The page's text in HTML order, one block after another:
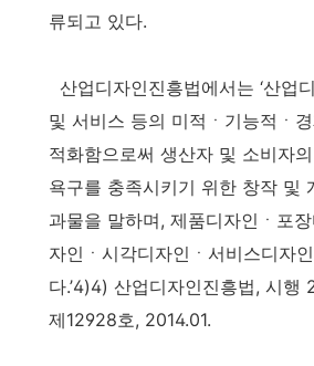
류되고 있다.
산업디자인진흥법에서는 ‘산업
및 서비스 등의 미적ㆍ기능적ㆍ
적화함으로써 생산자 및 소비자
욕구를 충족시키기 위한 창작 및
과물을 말하며, 제품디자인ㆍ포
자인ㆍ시각디자인ㆍ서비스디자
다.’4)4) 산업디자인진흥법, 시행
제12928호, 2014.01.